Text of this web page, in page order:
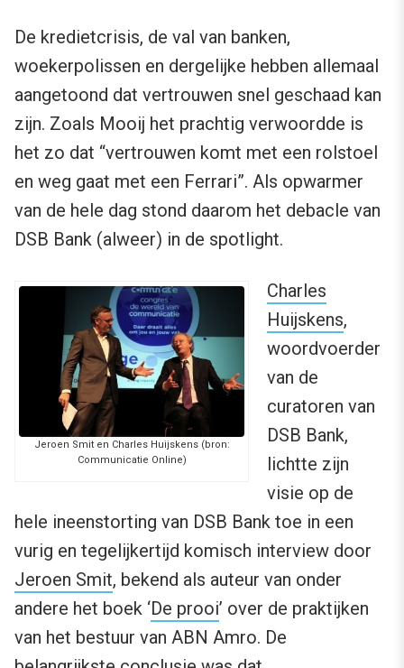
De kredietcrisis, de val van banken,
woekerpolissen en dergelijke hebben allemaal
aangetoond dat vertrouwen snel geschaad kan
zijn. Zoals Mooij het prachtig verwoordde is
het zo dat “vertrouwen komt met een rolstoel
en weg gaat met een Ferrari”. Als opwarmer
van de hele dag stond daarom het debacle van
DSB Bank (alweer) in de spotlight.
Jeroen Smit en Charles Huijskens (bron:
Communicatie Online)
Charles
Huijskens,
woordvoerder
van de
curatoren van
DSB Bank,
lichtte zijn
visie op de
hele ineenstorting van DSB Bank toe in een
vurig en tegelijkertijd komisch interview door
Jeroen Smit, bekend als auteur van onder
andere het boek ‘De prooi’ over de praktijken
van het bestuur van ABN Amro. De